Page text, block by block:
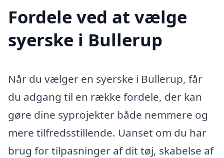
Fordele ved at vælge
syerske i Bullerup
Når du vælger en syerske i Bullerup, får
du adgang til en række fordele, der kan
gøre dine syprojekter både nemmere og
mere tilfredsstillende. Uanset om du har
brug for tilpasninger af dit tøj, skabelse af